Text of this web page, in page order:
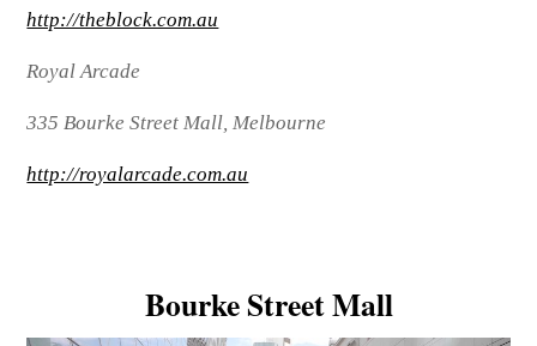
http://theblock.com.au
Royal Arcade
335 Bourke Street Mall, Melbourne
http://royalarcade.com.au
Bourke Street Mall